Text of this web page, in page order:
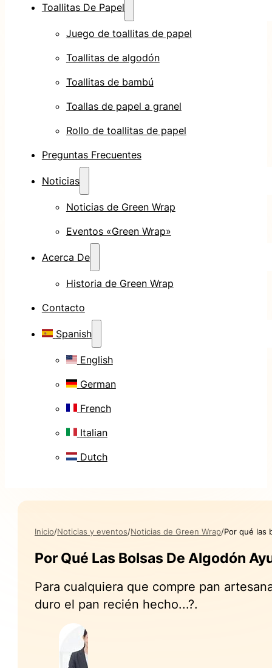
Toallitas De Papel
Juego de toallitas de papel
Toallitas de algodón
Toallitas de bambú
Toallas de papel a granel
Rollo de toallitas de papel
Preguntas Frecuentes
Noticias
Noticias de Green Wrap
Eventos «Green Wrap»
Acerca De
Historia de Green Wrap
Contacto
Spanish
English
German
French
Italian
Dutch
Inicio Noticias y eventos Noticias de Green Wrap Por qué las
Por Qué Las Bolsas De Algodón
Para cualquiera que compre pan
duro el pan recién hecho...?.